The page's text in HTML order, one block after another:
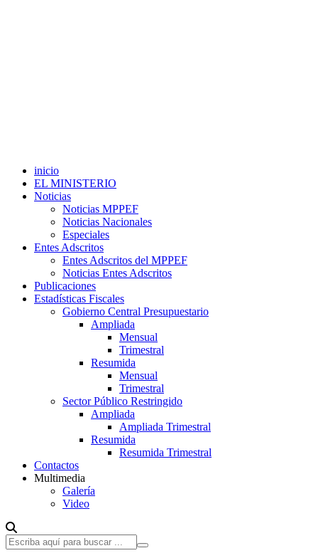
inicio
EL MINISTERIO
Noticias
Noticias MPPEF
Noticias Nacionales
Especiales
Entes Adscritos
Entes Adscritos del MPPEF
Noticias Entes Adscritos
Publicaciones
Estadísticas Fiscales
Gobierno Central Presupuestario
Ampliada
Mensual
Trimestral
Resumida
Mensual
Trimestral
Sector Público Restringido
Ampliada
Ampliada Trimestral
Resumida
Resumida Trimestral
Contactos
Multimedia
Galería
Video